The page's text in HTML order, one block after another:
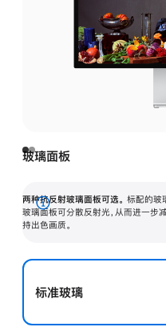
玻璃面板
两种抗反射玻璃面板可选。 标配的玻
玻璃面板可分散反射光，从而进一步
持出色画质。
展
开
标准玻璃